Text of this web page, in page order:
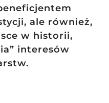
ale również,
w historii,
interesów